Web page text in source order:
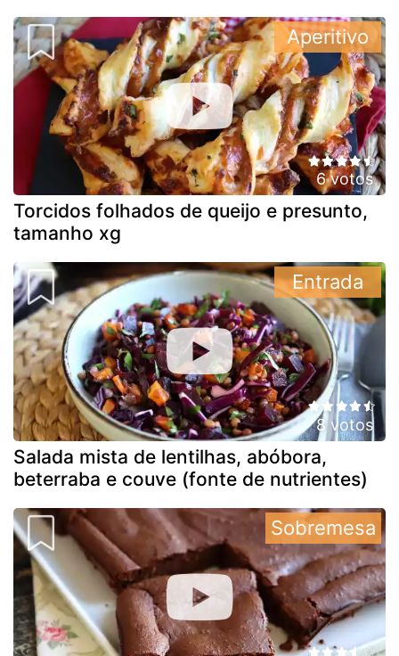
6 votos
Torcidos folhados de queijo e presunto,
tamanho xg
Aperitivo
8 votos
Salada mista de lentilhas, abóbora,
beterraba e couve (fonte de nutrientes)
Entrada
Sobremesa